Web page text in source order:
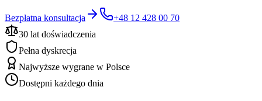
Bezpłatna konsultacja
+48 12 428 00 70
30 lat doświadczenia
Pełna dyskrecja
Najwyższe wygrane w Polsce
Dostępni każdego dnia